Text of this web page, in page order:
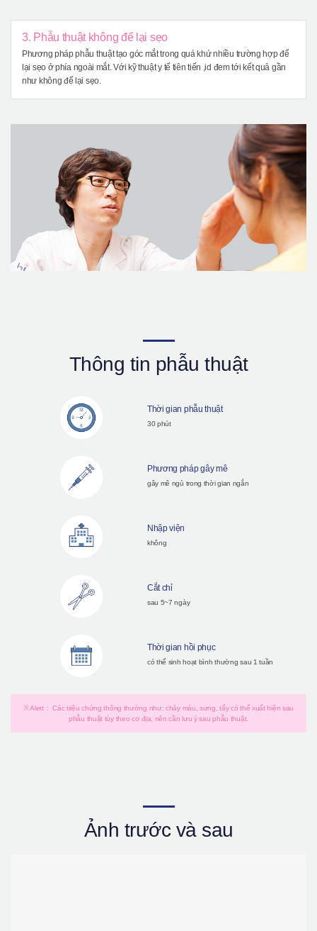
3. Phẫu thuật không để lại sẹo
Phương pháp phẫu thuật tạo góc mắt trong quá khứ nhiều trường hợp để
lại sẹo ở phía ngoài mắt. Với kỹ thuật y tế tiên tiến ,id đem tới kết quả gần
như không để lại sẹo.
Thông tin phẫu thuật
Thời gian phẫu thuật
30 phút
Phương pháp gây mê
gây mê ngủ trong thời gian ngắn
Nhập viện
không
Cắt chỉ
sau 5~7 ngày
Thời gian hồi phục
có thể sinh hoạt bình thường sau 1 tuần
※ Alert： Các triệu chứng thông thường như: chảy máu, sưng, tấy có thể xuất hiện sau
phẫu thuật tùy theo cơ địa, nên cần lưu ý sau phẫu thuật.
Ảnh trước và sau